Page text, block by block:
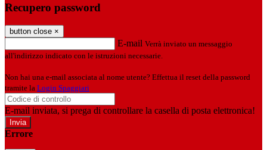
Recupero password
button close ×
E-mail Verrà inviato un messaggio
all'indirizzo indicato con le istruzioni necessarie.
Non hai una e-mail associata al nome utente? Effettua il reset della password
tramite la Login Spaggiari
E-mail inviata, si prega di controllare la casella di posta elettronica!
Errore